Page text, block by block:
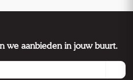
we aanbieden in jouw buurt.